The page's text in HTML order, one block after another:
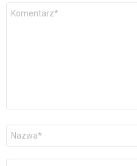
Komentarz
Nazwa
Adres